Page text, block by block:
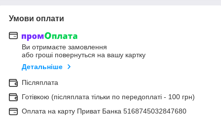
Умови оплати
Ви отримаєте замовлення
або гроші повернуться на вашу картку
Детальніше
Післяплата
Готівкою (післяплата тільки по передоплаті - 100 грн)
Оплата на карту Приват Банка 5168745032847680